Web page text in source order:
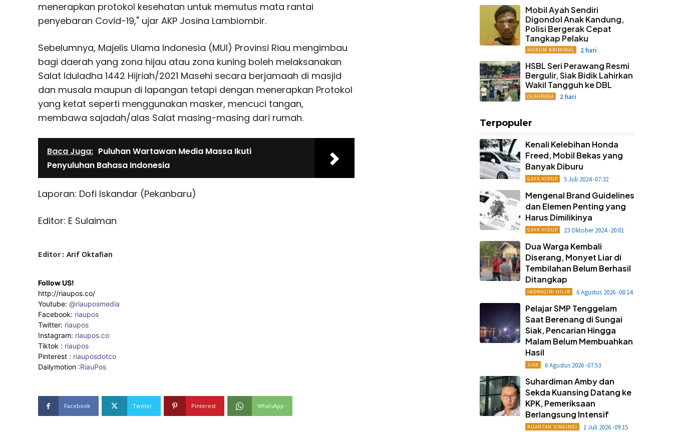
menerapkan protokol kesehatan untuk memutus mata rantai
penyebaran Covid-19," ujar AKP Josina Lambiombir.
Sebelumnya, Majelis Ulama Indonesia (MUI) Provinsi Riau mengimbau
bagi daerah yang zona hijau atau zona kuning boleh melaksanakan
Salat Iduladha 1442 Hijriah/2021 Masehi secara berjamaah di masjid
dan musala maupun di lapangan tetapi dengan menerapkan Protokol
yang ketat seperti menggunakan masker, mencuci tangan,
membawa sajadah/alas Salat masing-masing dari rumah.
Baca Juga: Puluhan Wartawan Media Massa Ikuti
Penyuluhan Bahasa Indonesia
Laporan: Dofi Iskandar (Pekanbaru)
Editor: E Sulaiman
Editor : Arif Oktafian
Follow US!
http://riaupos.co/
Youtube: @riauposmedia
Facebook: riaupos
Twitter: riaupos
Instagram: riaupos.co
Tiktok : riaupos
Pinterest : riauposdotco
Dailymotion :RiauPos
Facebook Twitter Pinterest WhatsApp
Mobil Ayah Sendiri
Digondol Anak Kandung,
Polisi Bergerak Cepat
Tangkap Pelaku
HUKUM KRIMINAL 2 hari
HSBL Seri Perawang Resmi
Bergulir, Siak Bidik Lahirkan
Wakil Tangguh ke DBL
OLAHRAGA 2 hari
Terpopuler
Kenali Kelebihan Honda
Freed, Mobil Bekas yang
Banyak Diburu
GAYA HIDUP 5 Juli 2024 -07:32
Mengenal Brand Guidelines
dan Elemen Penting yang
Harus Dimilikinya
GAYA HIDUP 23 Oktober 2024 -20:01
Dua Warga Kembali
Diserang, Monyet Liar di
Tembilahan Belum Berhasil
Ditangkap
INDRAGIRI HILIR 6 Agustus 2026 -08:14
Pelajar SMP Tenggelam
Saat Berenang di Sungai
Siak, Pencarian Hingga
Malam Belum Membuahkan
Hasil
SIAK 6 Agustus 2026 -07:53
Suhardiman Amby dan
Sekda Kuansing Datang ke
KPK, Pemeriksaan
Berlangsung Intensif
KUANTAN SINGINGI 1 Juli 2026 -09:15